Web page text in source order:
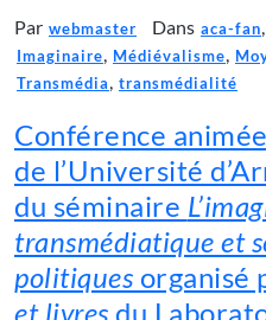
Par webmaster Dans aca-fan,
Imaginaire, Médiévalisme,
Transmédia, transmédialité
Conférence
de l’Université
du séminaire
transmédiatique et
politiques organisé
et livres du